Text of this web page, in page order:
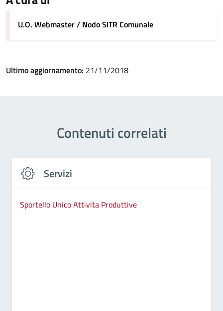
U.O. Webmaster / Nodo SITR Comunale
Ultimo aggiornamento: 21/11/2018
Contenuti correlati
Servizi
Sportello Unico Attivita Produttive